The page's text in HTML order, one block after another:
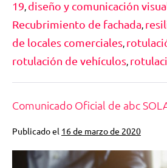
19, diseño y comunicación
Recubrimiento de fachada,
de locales comerciales,
rotulación de vehículos,
Comunicado Oficial de abc
Publicado el 16 de marzo de 2020